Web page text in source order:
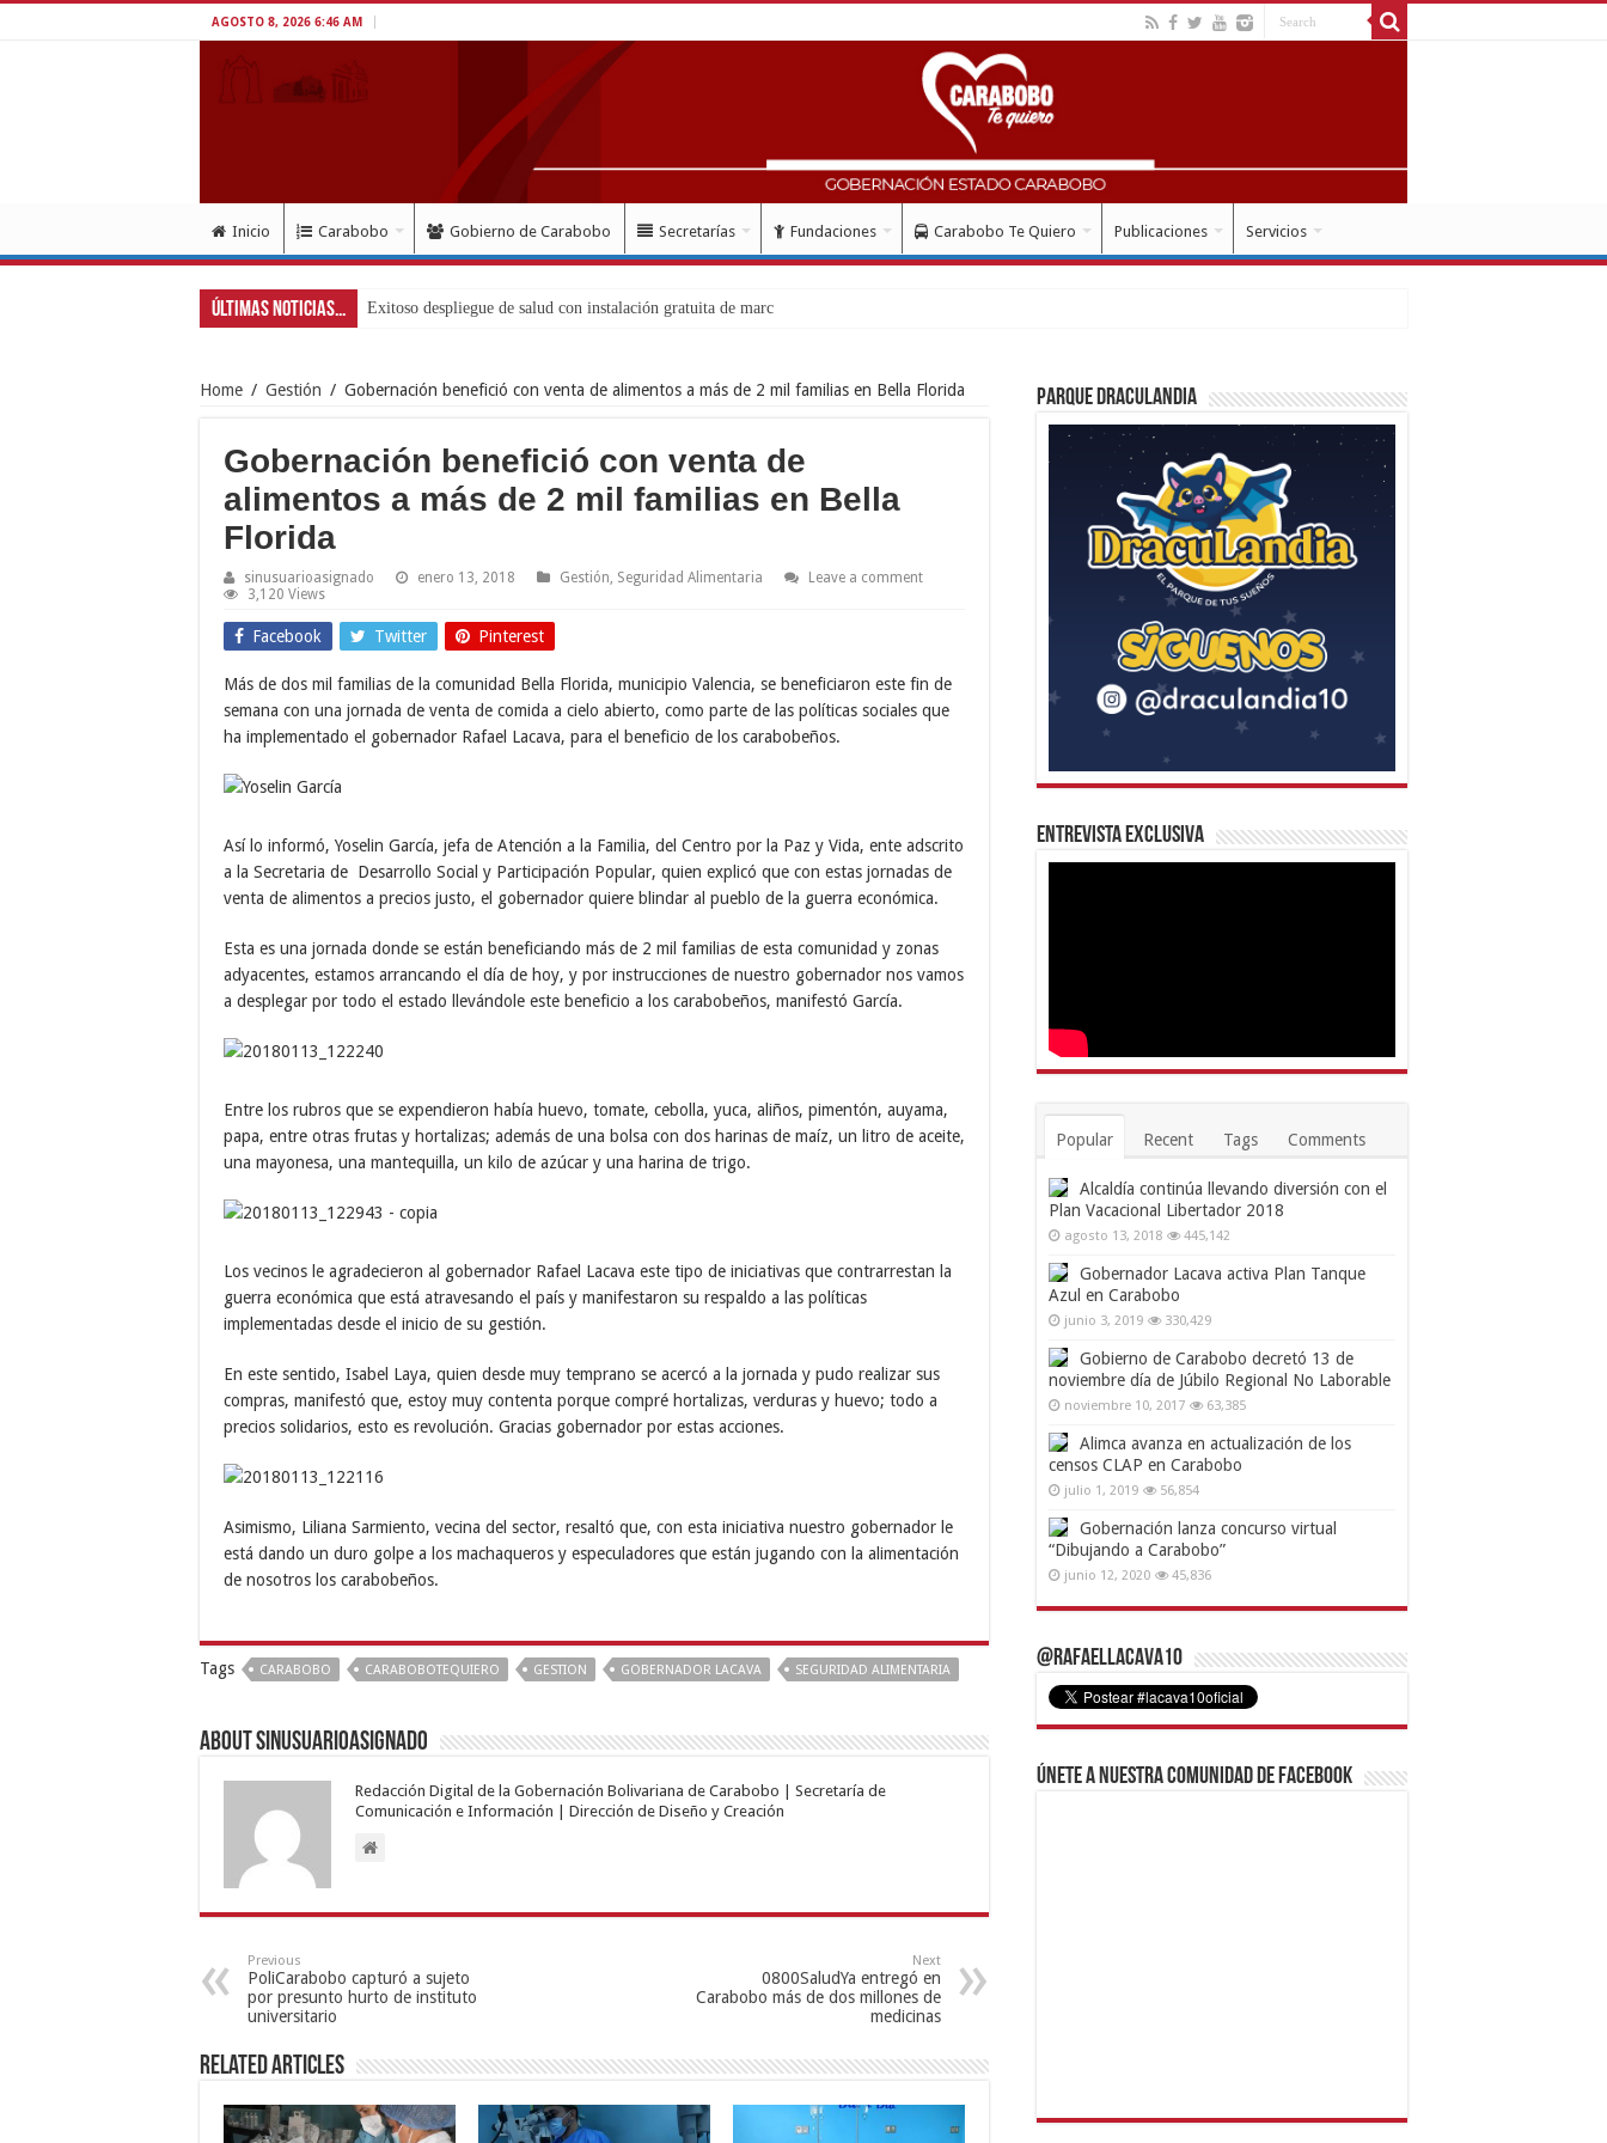
AGOSTO 8, 2026 6:46 AM
Inicio Carabobo Gobierno de Carabobo Secretarías Fundaciones Carabobo Te Quiero Publicaciones Servicios
Últimas Noticias...
Home / Gestión / Gobernación benefició con venta de alimentos a más de 2 mil familias en Bella Florida
Gobernación benefició con venta de
alimentos a más de 2 mil familias en Bella
Florida
sinusuarioasignado enero 13, 2018 Gestión Seguridad Alimentaria
Leave a comment
3,120 Views
Facebook Twitter Pinterest
Más de dos mil familias de la comunidad Bella Florida, municipio Valencia, se beneficiaron este fin de
semana con una jornada de venta de comida a cielo abierto, como parte de las políticas sociales que
ha implementado el gobernador Rafael Lacava, para el beneficio de los carabobeños.
Así lo informó, Yoselin García, jefa de Atención a la Familia, del Centro por la Paz y Vida, ente adscrito
a la Secretaria de Desarrollo Social y Participación Popular, quien explicó que con estas jornadas de
venta de alimentos a precios justo, el gobernador quiere blindar al pueblo de la guerra económica.
Esta es una jornada donde se están beneficiando más de 2 mil familias de esta comunidad y zonas
adyacentes, estamos arrancando el día de hoy, y por instrucciones de nuestro gobernador nos vamos
a desplegar por todo el estado llevándole este beneficio a los carabobeños, manifestó García.
Entre los rubros que se expendieron había huevo, tomate, cebolla, yuca, aliños, pimentón, auyama,
papa, entre otras frutas y hortalizas; además de una bolsa con dos harinas de maíz, un litro de aceite,
una mayonesa, una mantequilla, un kilo de azúcar y una harina de trigo.
Los vecinos le agradecieron al gobernador Rafael Lacava este tipo de iniciativas que contrarrestan la
guerra económica que está atravesando el país y manifestaron su respaldo a las políticas
implementadas desde el inicio de su gestión.
En este sentido, Isabel Laya, quien desde muy temprano se acercó a la jornada y pudo realizar sus
compras, manifestó que, estoy muy contenta porque compré hortalizas, verduras y huevo; todo a
precios solidarios, esto es revolución. Gracias gobernador por estas acciones.
Asimismo, Liliana Sarmiento, vecina del sector, resaltó que, con esta iniciativa nuestro gobernador le
está dando un duro golpe a los machaqueros y especuladores que están jugando con la alimentación
de nosotros los carabobeños.
Tags CARABOBO CARABOBOTEQUIERO GESTION GOBERNADOR LACAVA SEGURIDAD ALIMENTARIA
About sinusuarioasignado
Redacción Digital de la Gobernación Bolivariana de Carabobo | Secretaría de
Comunicación e Información | Dirección de Diseño y Creación
Previous
PoliCarabobo capturó a sujeto
por presunto hurto de instituto
universitario
Next
0800SaludYa entregó en
Carabobo más de dos millones de
medicinas
Related Articles
Parque Draculandia
Entrevista Exclusiva
Popular Recent Tags Comments
Alcaldía continúa llevando diversión con el
Plan Vacacional Libertador 2018
agosto 13, 2018 445,142
Gobernador Lacava activa Plan Tanque
Azul en Carabobo
junio 3, 2019 330,429
Gobierno de Carabobo decretó 13 de
noviembre día de Júbilo Regional No Laborable
noviembre 10, 2017 63,385
Alimca avanza en actualización de los
censos CLAP en Carabobo
julio 1, 2019 56,854
Gobernación lanza concurso virtual
“Dibujando a Carabobo”
junio 12, 2020 45,836
@RafaelLacava10
Únete a nuestra comunidad de Facebook